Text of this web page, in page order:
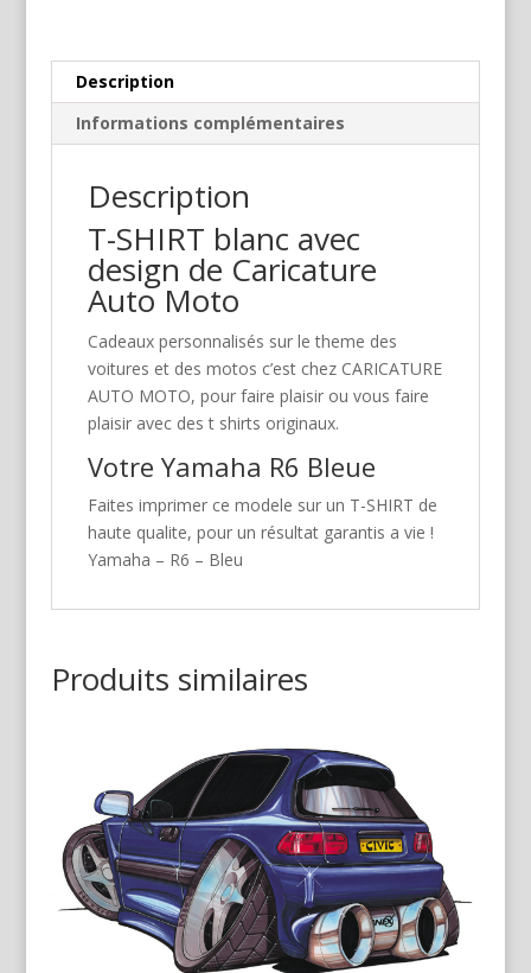
Description
Informations complémentaires
Description
T-SHIRT blanc avec
design de Caricature
Auto Moto
Cadeaux personnalisés sur le theme des
voitures et des motos c’est chez CARICATURE
AUTO MOTO, pour faire plaisir ou vous faire
plaisir avec des t shirts originaux.
Votre Yamaha R6 Bleue
Faites imprimer ce modele sur un T-SHIRT de
haute qualite, pour un résultat garantis a vie !
Yamaha – R6 – Bleu
Produits similaires